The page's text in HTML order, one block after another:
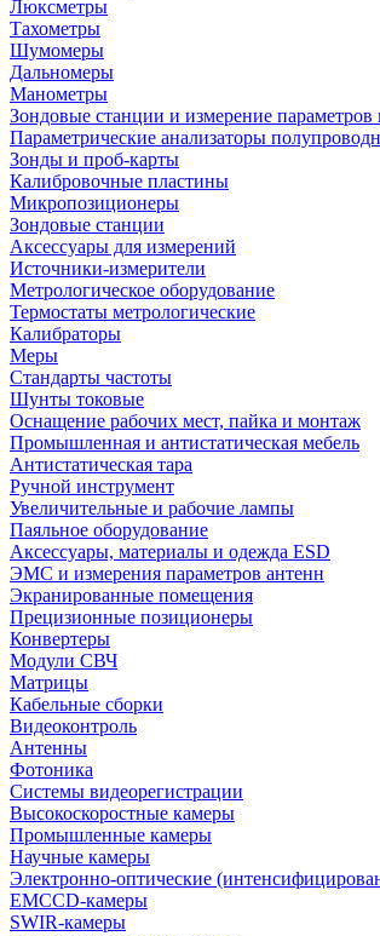
Люксметры
Тахометры
Шумомеры
Дальномеры
Манометры
Зондовые станции и измерение параметров
Параметрические анализаторы
Зонды и проб-карты
Калибровочные пластины
Микропозиционеры
Зондовые станции
Аксессуары для измерений
Источники-измерители
Метрологическое оборудование
Термостаты метрологические
Калибраторы
Меры
Стандарты частоты
Шунты токовые
Оснащение рабочих мест, пайка и монтаж
Промышленная и антистатическая мебель
Антистатическая тара
Ручной инструмент
Увеличительные и рабочие лампы
Паяльное оборудование
Аксессуары, материалы и одежда ESD
ЭМС и измерения параметров антенн
Экранированные помещения
Прецизионные позиционеры
Конвертеры
Модули СВЧ
Матрицы
Кабельные сборки
Видеоконтроль
Антенны
Фотоника
Cистемы видеорегистрации
Высокоскоростные камеры
Промышленные камеры
Научные камеры
Электронно-оптические
EMCCD-камеры
SWIR-камеры